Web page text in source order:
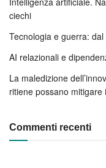
ciechi
Tecnologia e guerra:
AI relazionali e
La maledizione
ritiene possano
Commenti recenti